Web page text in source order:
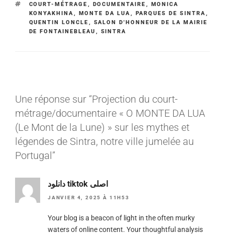
COURT-MÉTRAGE , DOCUMENTAIRE , MONICA
KONYAKHINA, MONTE DA LUA, PARQUES DE SINTRA,
QUENTIN LONCLE , SALON D'HONNEUR DE LA MAIRIE
DE FONTAINEBLEAU , SINTRA
Une réponse sur “Projection du court-
métrage/documentaire « O MONTE DA LUA
(Le Mont de la Lune) » sur les mythes et
légendes de Sintra, notre ville jumelée au
Portugal”
دانلود tiktok اصلی
JANVIER 4, 2025 À 11H53
Your blog is a beacon of light in the often murky
waters of online content. Your thoughtful analysis